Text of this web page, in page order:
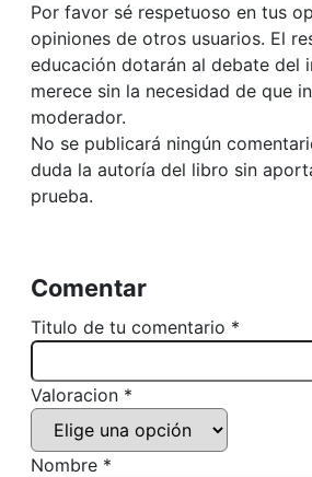
Por favor sé respetuoso en tus
opiniones de otros usuarios. El
educación dotarán al debate del
merece sin la necesidad de que
moderador.
No se publicará ningún
duda la autoría del libro sin
prueba.
Comentar
Titulo de tu comentario *
Valoracion *
Nombre *